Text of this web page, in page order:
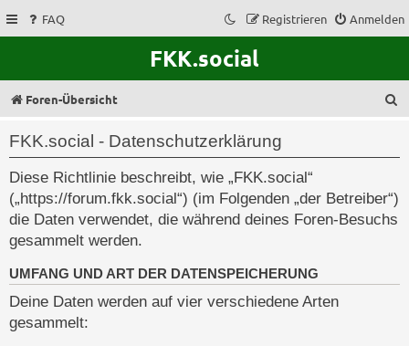
FAQ Anmelden
Registrieren
FKK.social
Foren-Übersicht
FKK.social - Datenschutzerklärung
Diese Richtlinie beschreibt, wie „FKK.social“
(„https://forum.fkk.social“) (im Folgenden „der Betreiber“)
die Daten verwendet, die während deines Foren-Besuchs
gesammelt werden.
UMFANG UND ART DER DATENSPEICHERUNG
Deine Daten werden auf vier verschiedene Arten
gesammelt: